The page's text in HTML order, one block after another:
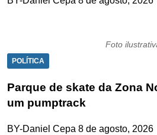
Foto
POLÍTICA
Parque de skate da Zona
um pumptrack
BY-Daniel Cepa 8 de agosto, 2026